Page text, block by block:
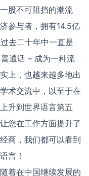
股不可阻挡的潮流
参与者，拥有14.5亿
去二十年中一直是
通话 – 成为一种流
上，也越来越多地出
术交流中，以至于在
升到世界语言第五
您在工作方面提升了
商，我们都可以看到
言！
着在中国继续发展的